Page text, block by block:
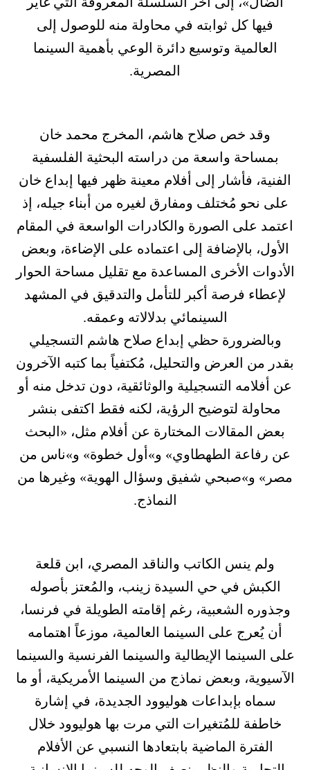
فيها كل ثوابته في محاولة منه للوصول إلى
العالمية وتوسيع دائرة الوعي بأهمية السينما
المصرية.
وقد خص صلاح هاشم، المخرج محمد خان
بمساحة واسعة من دراسته البحثية الفلسفية
الفنية، فأشار إلى أفلام معينة ظهر فيها إبداع خان
على نحو مُختلف ومفارق لغيره من أبناء جيله، إذ
اعتمد على الصورة والكادرات الواسعة في المقام
الأول، بالإضافة إلى اعتماده على الإضاءة، وبعض
الأدوات الأخرى المساعدة مع تقليل مساحة الحوار
لإعطاء فرصة أكبر للتأمل والتدقيق في المشهد
السينمائي بدلالاته وعمقه.
وبالضرورة حظي إبداع صلاح هاشم التسجيلي
بقدر من العرض والتحليل، مُكتفياً بما كتبه الآخرون
عن أفلامه التسجيلية والوثائقية، دون تدخل منه أو
محاولة لتوضيح الرؤية، لكنه فقط اكتفى بنشر
بعض المقالات المختارة عن أفلام مثل، «البحث
عن رفاعة الطهطاوي» و»أول خطوة» و»ناس من
مصر» و»صبحي شفيق وسؤال الهوية» وغيرها من
النماذج.
ولم ينس الكاتب والناقد المصري، ابن قلعة
الكبش في حي السيدة زينب، والمُعتز بأصوله
وجذوره الشعبية، رغم إقامته الطويلة في فرنسا،
أن يُعرج على السينما العالمية، موزعاً اهتمامه
على السينما الإيطالية والسينما الفرنسية والسينما
الآسيوية، وبعض نماذج من السينما الأمريكية، أو ما
سماه بإبداعات هوليوود الجديدة، في إشارة
خاطفة للمُتغيرات التي مرت بها هوليوود خلال
الفترة الماضية بابتعادها النسبي عن الأفلام